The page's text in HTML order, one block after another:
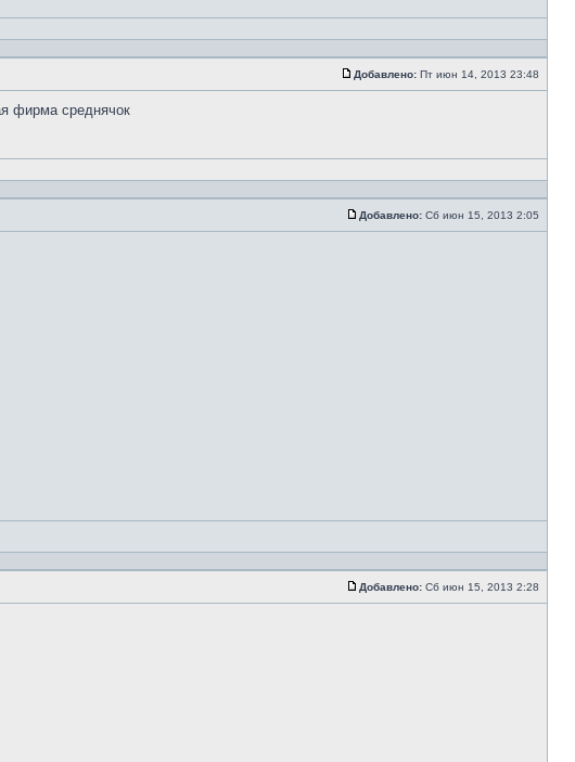
Добавлено: Пт июн 14, 2013 23:48
фирма среднячок
Добавлено: Сб июн 15, 2013 2:05
Добавлено: Сб июн 15, 2013 2:28